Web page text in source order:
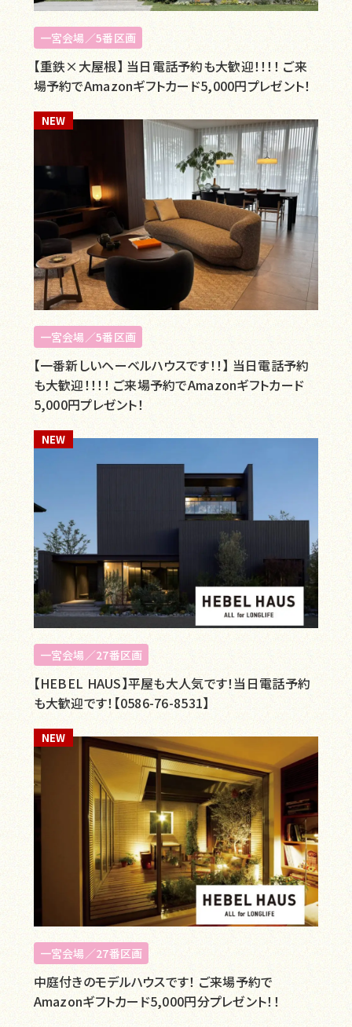
一宮会場／5番区画
【重鉄×大屋根】 当日電話予約も大歓迎！！！！ ご来
場予約でAmazonギフトカード5,000円プレゼント！
NEW
一宮会場／5番区画
【一番新しいヘーベルハウスです！！】 当日電話予約
も大歓迎！！！！ ご来場予約でAmazonギフトカード
5,000円プレゼント！
NEW
一宮会場／27番区画
【HEBEL HAUS】平屋も大人気です！当日電話予約
も大歓迎です！【0586-76-8531】
NEW
一宮会場／27番区画
中庭付きのモデルハウスです！ ご来場予約で
Amazonギフトカード5,000円分プレゼント！！